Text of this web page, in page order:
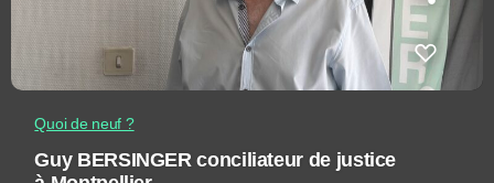
Quoi de neuf ?
Guy BERSINGER conciliateur de justice